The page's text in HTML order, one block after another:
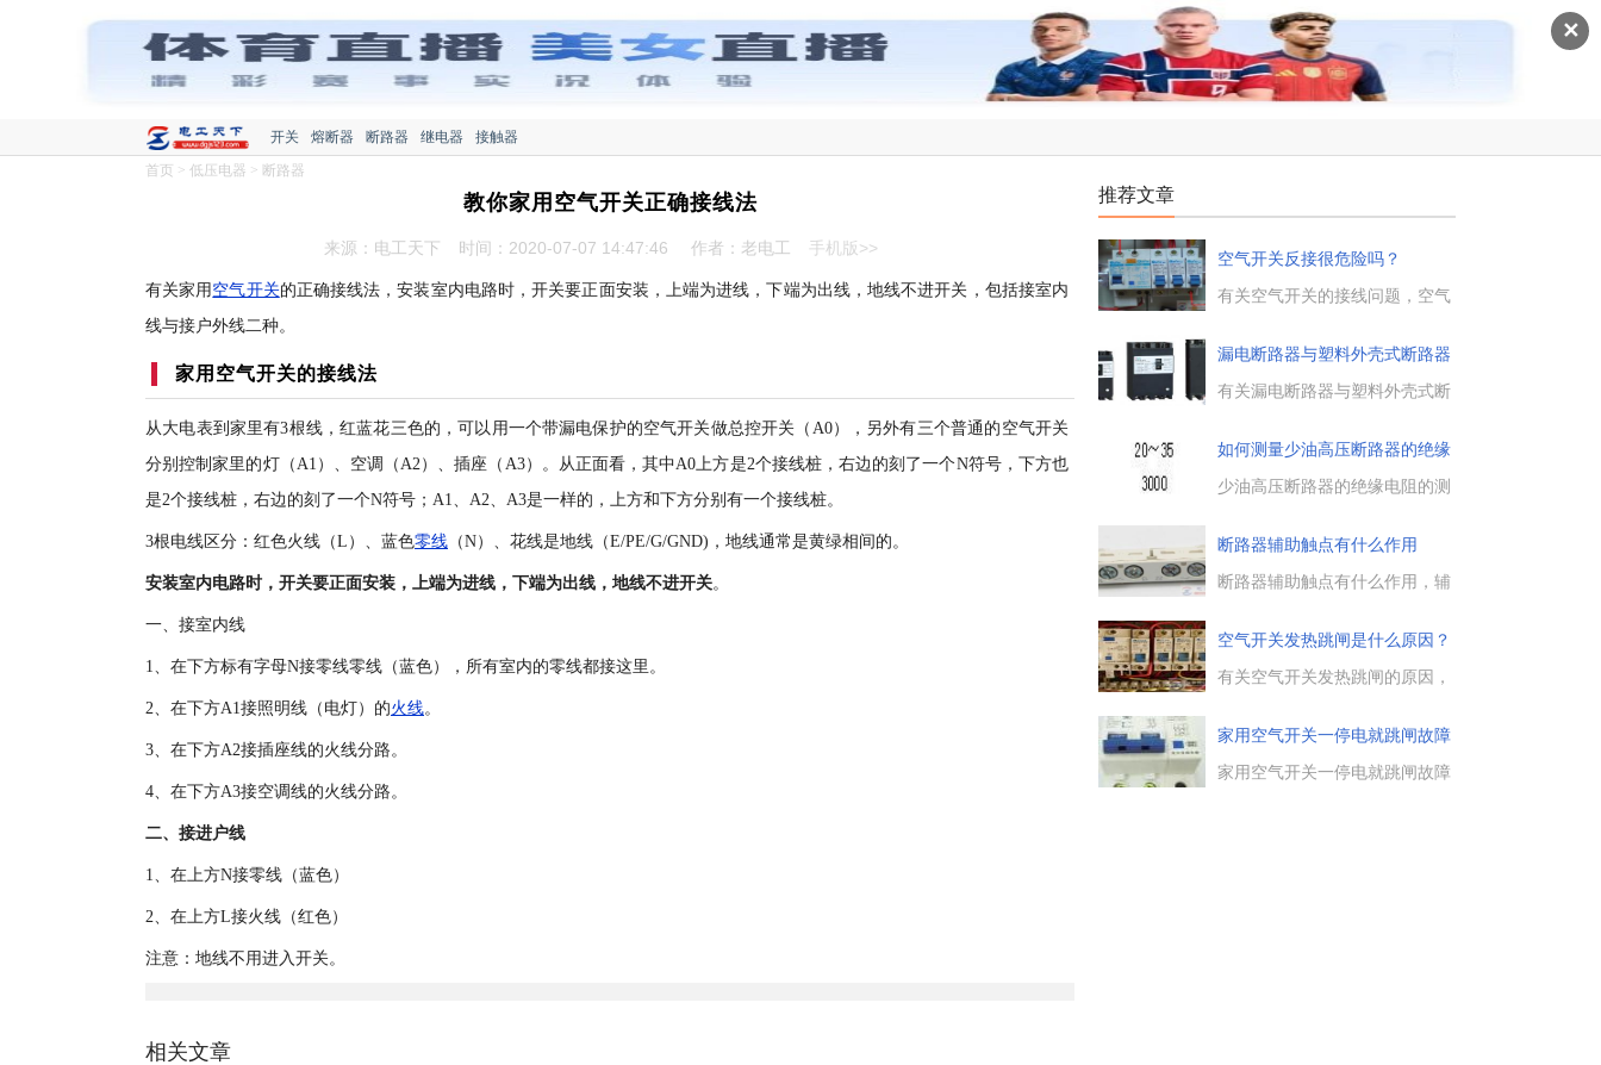
✕
开关 熔断器 断路器 继电器
接触器
首页 > 低压电器 > 断路器
教你家用空气开关正确接线法
来源：电工天下 时间：2020-07-07 14:47:46 作者：老电工 手机版>>
有关家用 空气开关的正确接线法，安装室内电路时，开关要正面安装，上端为进线，下端为出线，地线不进开关，包括接室内
线与接户外线二种。
家用空气开关的接线法
从大电表到家里有3根线，红蓝花三色的，可以用一个带漏电保护的空气开关做总控开关（A0），另外有三个普通的空气开关
分别控制家里的灯（A1）、空调（A2）、插座（A3）。从正面看，其中A0上方是2个接线桩，右边的刻了一个N符号，下方也
是2个接线桩，右边的刻了一个N符号；A1、A2、A3是一样的，上方和下方分别有一个接线桩。
3根电线区分：红色火线（L）、蓝色零线 （N）、花线是地线（E/PE/G/GND)，地线通常是黄绿相间的。
安装室内电路时，开关要正面安装，上端为进线，下端为出线，地线不进开关。
一、接室内线
1、在下方标有字母N接零线零线（蓝色），所有室内的零线都接这里。
2、在下方A1接照明线（电灯）的火线。
3、在下方A2接插座线的火线分路。
4、在下方A3接空调线的火线分路。
二、接进户线
1、在上方N接零线（蓝色）
2、在上方L接火线（红色）
注意：地线不用进入开关。
相关文章
推荐文章
空气开关反接很危险吗？
有关空气开关的接线问题，空气
气开关不可以反着接线，那样会
非常危险，空气开关反装，电弧
不能及时熄灭，就会造成较大的
漏电断路器与塑料外壳式断路器
区
有关漏电断路器与塑料外壳式断
电流、额定电压、配电保护及过
载、短路及欠电压保护方面的区
别，对大家了解漏电断路器与塑
如何测量少油高压断路器的绝缘
电
少油高压断路器的绝缘电阻的测
油断路器的绝缘杆受潮、电弧烧
伤和绝缘裂缝等缺陷，参照出厂
试验标准或根据设备的运行情况
断路器辅助触点有什么作用
断路器辅助触点有什么作用，辅
来，常见的是引到操作台的指示
灯或两接触器互锁，其它比如
PLC，DCS等。...
空气开关发热跳闸是什么原因？
有关空气开关发热跳闸的原因，
过载保护和漏电保护的空气开关
发生跳闸的原因，负载电路发生
漏电故障导致空开跳闸。...
家用空气开关一停电就跳闸故障
原
家用空气开关一停电就跳闸故障